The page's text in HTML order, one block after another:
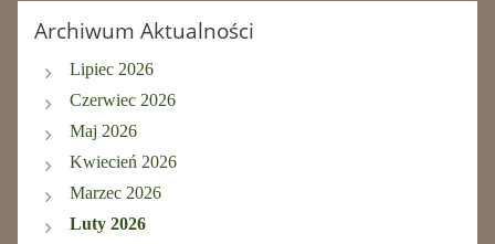
Archiwum Aktualności
Lipiec 2026
Czerwiec 2026
Maj 2026
Kwiecień 2026
Marzec 2026
Luty 2026